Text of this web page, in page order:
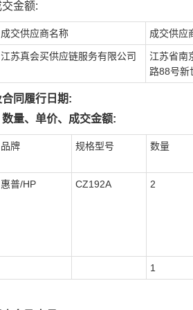
金额:
成交供应商名称 成交供应
江苏真会买供应链服务有限公司
江苏省南
路88号新
同履行日期:
量、单价、成交金额:
品牌 规格型号 数量
惠普/HP CZ192A 2
1